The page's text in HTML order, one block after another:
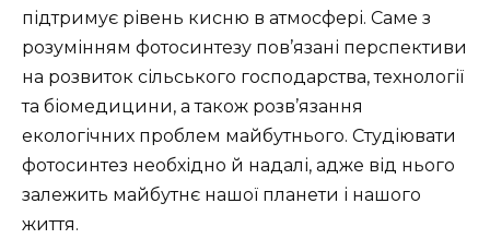
підтримує рівень кисню в атмосфері. Саме з
розумінням фотосинтезу пов’язані перспективи
на розвиток сільського господарства, технології
та біомедицини, а також розв’язання
екологічних проблем майбутнього. Студіювати
фотосинтез необхідно й надалі, адже від нього
залежить майбутнє нашої планети і нашого
життя.